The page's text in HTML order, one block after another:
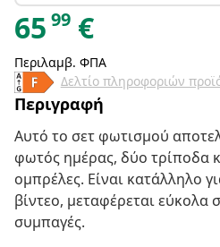
65 99 €
Περιλαμβ. ΦΠΑ
Δελτίο πληροφοριών
Περιγραφή
Αυτό το σετ φωτισμού
φωτός ημέρας, δύο τρίποδα
ομπρέλες. Είναι κατάλληλο
βίντεο, μεταφέρεται εύκολα
συμπαγές.